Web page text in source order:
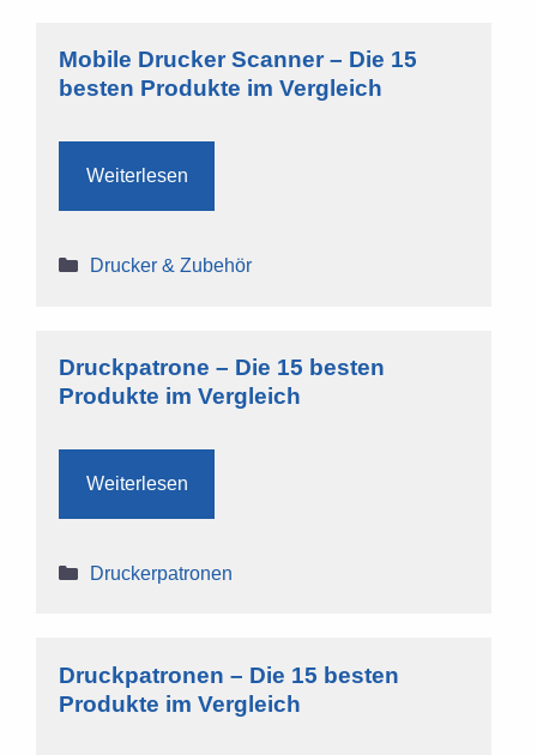
Mobile Drucker Scanner – Die 15
besten Produkte im Vergleich
Weiterlesen
Kategorien
Drucker & Zubehör
Druckpatrone – Die 15 besten
Produkte im Vergleich
Weiterlesen
Kategorien
Druckerpatronen
Druckpatronen – Die 15 besten
Produkte im Vergleich